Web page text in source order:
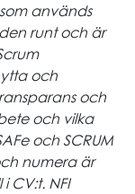
används
runt och är
och
och
och vilka
och SCRUM
numera är
CV:t. NFI